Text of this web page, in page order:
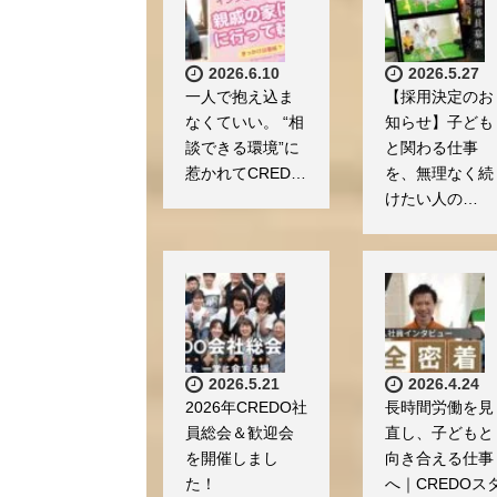
2026.6.10
一人で抱え込ま
なくていい。 “相
談できる環境”に
惹かれてCRED…
2026.5.27
【採用決定のお
知らせ】子ども
と関わる仕事
を、無理なく続
けたい人の…
2026.5.21
2026年CREDO社
員総会＆歓迎会
を開催しまし
た！
2026.4.24
長時間労働を見
直し、子どもと
向き合える仕事
へ｜CREDOス